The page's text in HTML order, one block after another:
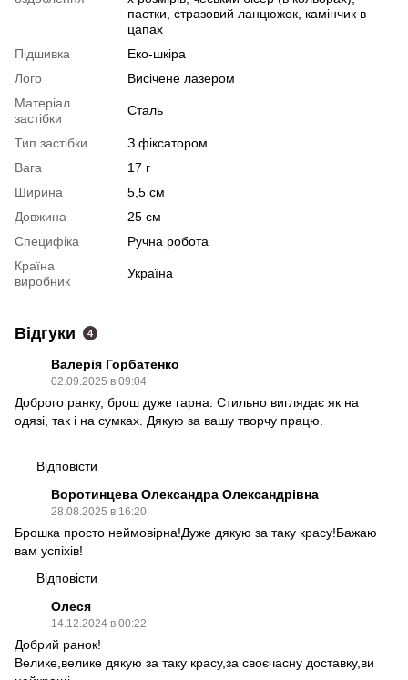
паєтки, стразовий ланцюжок, камінчик в
цапах
Підшивка
Еко-шкіра
Лого
Висічене лазером
Матеріал
застібки
Сталь
Тип застібки
З фіксатором
Вага
17 г
Ширина
5,5 см
Довжина
25 см
Специфіка
Ручна робота
Країна
виробник
Україна
Відгуки 4
Валерія Горбатенко
02.09.2025 в 09:04
Доброго ранку, брош дуже гарна. Стильно виглядає як на
одязі, так і на сумках. Дякую за вашу творчу працю.
Відповісти
Воротинцева Олександра Олександрівна
28.08.2025 в 16:20
Брошка просто неймовірна!Дуже дякую за таку красу!Бажаю
вам успіхів!
Відповісти
Олеся
14.12.2024 в 00:22
Добрий ранок!
Велике,велике дякую за таку красу,за своєчасну доставку,ви